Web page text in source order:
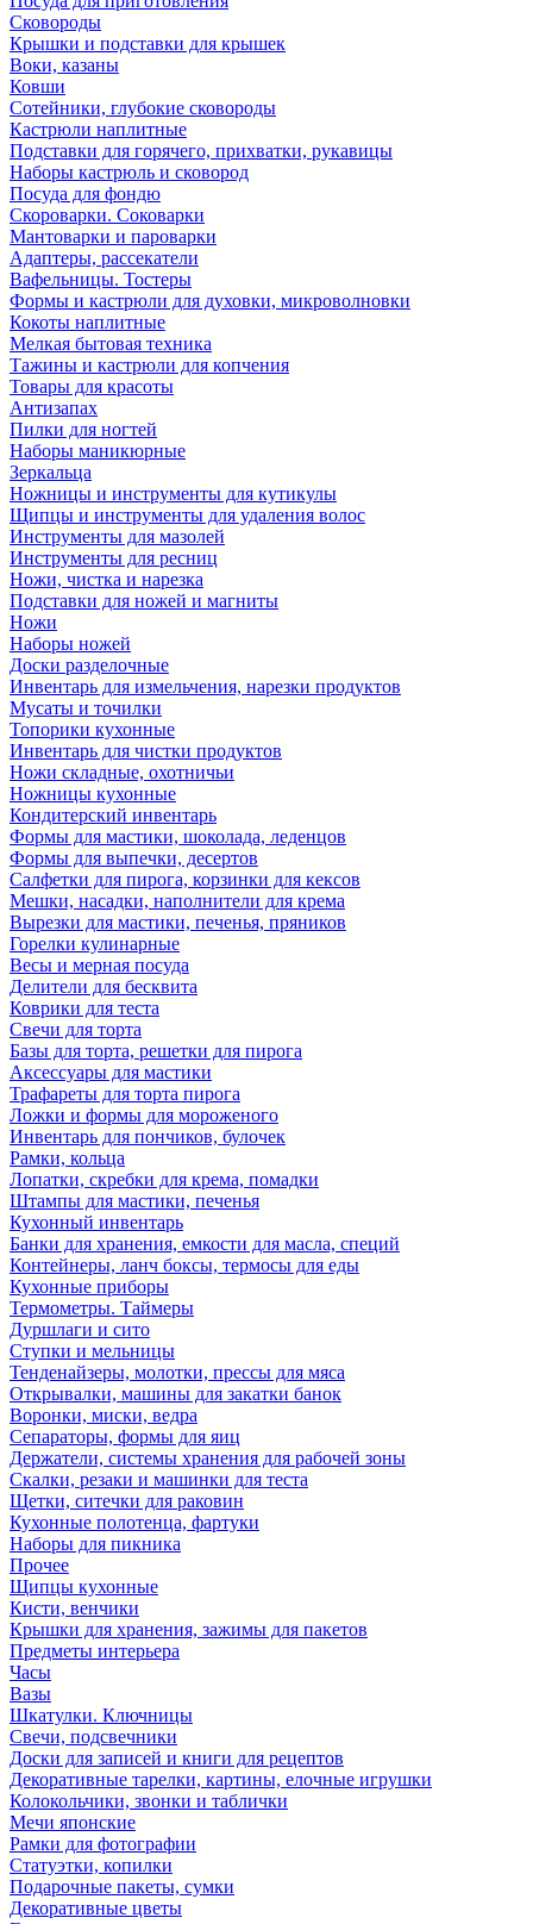
Сковороды
Крышки и подставки для крышек
Воки, казаны
Ковши
Сотейники, глубокие сковороды
Кастрюли наплитные
Подставки для горячего, прихватки, рукавицы
Наборы кастрюль и сковород
Посуда для фондю
Скороварки. Соковарки
Мантоварки и пароварки
Адаптеры, рассекатели
Вафельницы. Тостеры
Формы и кастрюли для духовки, микроволновки
Кокоты наплитные
Мелкая бытовая техника
Тажины и кастрюли для копчения
Товары для красоты
Антизапах
Пилки для ногтей
Наборы маникюрные
Зеркальца
Ножницы и инструменты для кутикулы
Щипцы и инструменты для удаления волос
Инструменты для мазолей
Инструменты для ресниц
Ножи, чистка и нарезка
Подставки для ножей и магниты
Ножи
Наборы ножей
Доски разделочные
Инвентарь для измельчения, нарезки продуктов
Мусаты и точилки
Топорики кухонные
Инвентарь для чистки продуктов
Ножи складные, охотничьи
Ножницы кухонные
Кондитерский инвентарь
Формы для мастики, шоколада, леденцов
Формы для выпечки, десертов
Салфетки для пирога, корзинки для кексов
Мешки, насадки, наполнители для крема
Вырезки для мастики, печенья, пряников
Горелки кулинарные
Весы и мерная посуда
Делители для бесквита
Коврики для теста
Свечи для торта
Базы для торта, решетки для пирога
Аксессуары для мастики
Трафареты для торта пирога
Ложки и формы для мороженого
Инвентарь для пончиков, булочек
Рамки, кольца
Лопатки, скребки для крема, помадки
Штампы для мастики, печенья
Кухонный инвентарь
Банки для хранения, емкости для масла, специй
Контейнеры, ланч боксы, термосы для еды
Кухонные приборы
Термометры. Таймеры
Дуршлаги и сито
Ступки и мельницы
Тенденайзеры, молотки, прессы для мяса
Открывалки, машины для закатки банок
Воронки, миски, ведра
Сепараторы, формы для яиц
Держатели, системы хранения для рабочей зоны
Скалки, резаки и машинки для теста
Щетки, ситечки для раковин
Кухонные полотенца, фартуки
Наборы для пикника
Прочее
Щипцы кухонные
Кисти, венчики
Крышки для хранения, зажимы для пакетов
Предметы интерьера
Часы
Вазы
Шкатулки. Ключницы
Свечи, подсвечники
Доски для записей и книги для рецептов
Декоративные тарелки, картины, елочные игрушки
Колокольчики, звонки и таблички
Мечи японские
Рамки для фотографии
Статуэтки, копилки
Подарочные пакеты, сумки
Декоративные цветы